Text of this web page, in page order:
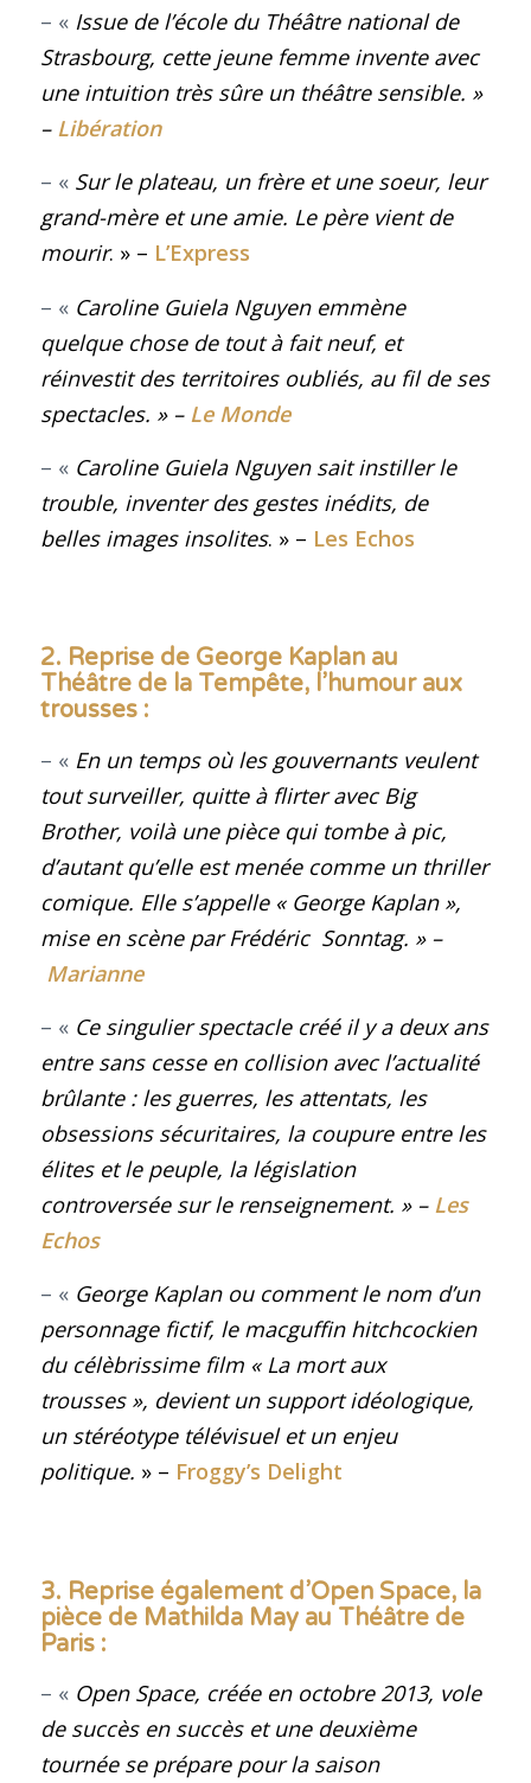
– « Issue de l’école du Théâtre national de
Strasbourg, cette jeune femme invente avec
une intuition très sûre un théâtre sensible. »
– Libération
– « Sur le plateau, un frère et une soeur, leur
grand-mère et une amie. Le père vient de
mourir. » – L’Express
– « Caroline Guiela Nguyen emmène
quelque chose de tout à fait neuf, et
réinvestit des territoires oubliés, au fil de ses
spectacles. » – Le Monde
– « Caroline Guiela Nguyen sait instiller le
trouble, inventer des gestes inédits, de
belles images insolites. » – Les Echos
2. Reprise de George Kaplan au
Théâtre de la Tempête, l’humour aux
trousses :
– « En un temps où les gouvernants veulent
tout surveiller, quitte à flirter avec Big
Brother, voilà une pièce qui tombe à pic,
d’autant qu’elle est menée comme un thriller
comique. Elle s’appelle « George Kaplan »,
mise en scène par Frédéric Sonntag. » –
Marianne
– « Ce singulier spectacle créé il y a deux ans
entre sans cesse en collision avec l’actualité
brûlante : les guerres, les attentats, les
obsessions sécuritaires, la coupure entre les
élites et le peuple, la législation
controversée sur le renseignement. » – Les
Echos
– « George Kaplan ou comment le nom d’un
personnage fictif, le macguffin hitchcockien
du célèbrissime film « La mort aux
trousses », devient un support idéologique,
un stéréotype télévisuel et un enjeu
politique. » – Froggy’s Delight
3. Reprise également d’Open Space, la
pièce de Mathilda May au Théâtre de
Paris :
– « Open Space, créée en octobre 2013, vole
de succès en succès et une deuxième
tournée se prépare pour la saison